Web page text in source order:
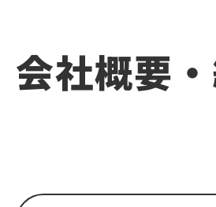
会社概要